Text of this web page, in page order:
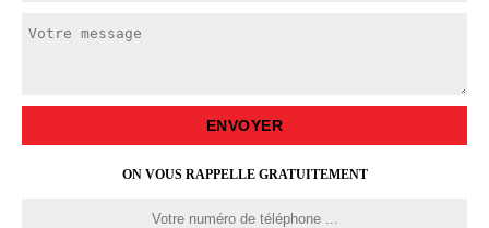
ON VOUS RAPPELLE GRATUITEMENT